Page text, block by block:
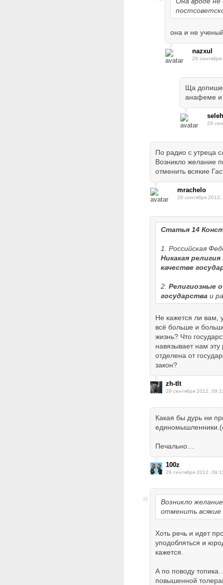
она и не
nazxul
29
Ща
анафеме и
29
По радио с утреца
Возникло желание
отменить всякие
mrachelo
29 сентября 2012,
Статья 14
1. Российская
Никакая
качестве
2. Религиозные
государства и
Не кажется ли
всё больше и
жизнь? Что
навязывает нам
отделена от
закон?
zh-tlt
29 сентября 2012,
Какая бы дурь ни
Печально…
100z
29 сентября 2012,
Возникло
отменить
Хоть речь и идет
уподобляться и
кажется.
А по поводу
повышенной